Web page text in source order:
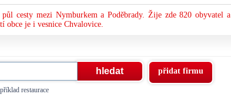
cesty mezi Nymburkem a Poděbrady. Žije zde 820 obyvatel a
obce je i vesnice Chvalovice.
restaurace
přidat firmu